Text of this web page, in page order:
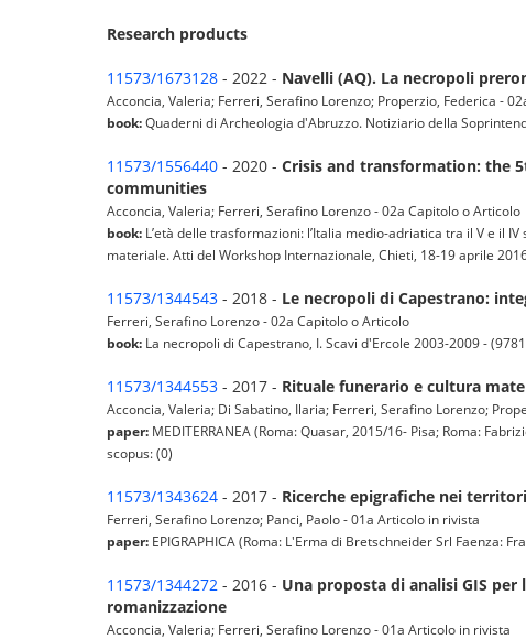
Research products
11573/1673128 - 2022 - Navelli (AQ). La necropoli
Acconcia, Valeria; Ferreri, Serafino Lorenzo; Properzio, Federica -
book:Quaderni di Archeologia d'Abruzzo. Notiziario della
11573/1556440 - 2020 - Crisis and transformation: the
communities
Acconcia, Valeria; Ferreri, Serafino Lorenzo - 02a Capitolo o Articolo
book: L’età delle trasformazioni: l’Italia medio-adriatica tra il V e il
materiale. Atti del Workshop Internazionale, Chieti, 18-19 aprile
11573/1344543 - 2018 - Le necropoli di Capestrano:
Ferreri, Serafino Lorenzo - 02a Capitolo o Articolo
book: La necropoli di Capestrano, I. Scavi d'Ercole 2003-2009 -
11573/1344553 - 2017 - Rituale funerario e cultura
Acconcia, Valeria; Di Sabatino, Ilaria; Ferreri, Serafino Lorenzo;
paper: MEDITERRANEA (Roma: Quasar, 2015/16- Pisa; Roma:
scopus: (0)
11573/1343624 - 2017 - Ricerche epigrafiche nei
Ferreri, Serafino Lorenzo; Panci, Paolo - 01a Articolo in rivista
paper: EPIGRAPHICA (Roma: L'Erma di Bretschneider Srl Faenza:
11573/1344272 - 2016 - Una proposta di analisi GIS
romanizzazione
Acconcia, Valeria; Ferreri, Serafino Lorenzo - 01a Articolo in rivista